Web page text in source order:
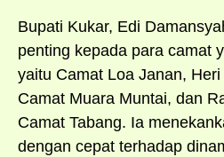
Bupati Kukar, Edi
penting kepada para camat
yaitu Camat Loa Janan,
Camat Muara Muntai, dan
Camat Tabang. Ia
dengan cepat terhadap